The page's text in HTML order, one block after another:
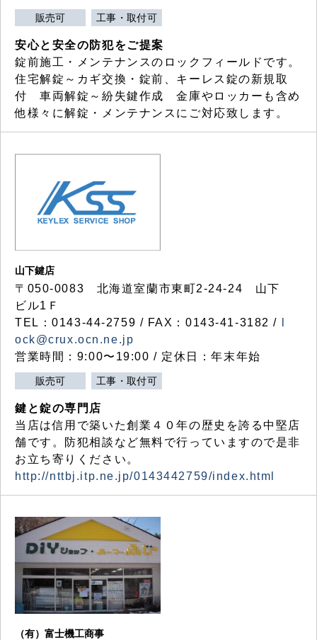
販売可 工事・取付可
安心と安全の防犯をご提案
錠前施工・メンテナンスのロックフィールドです。
住宅解錠～カギ交換・錠前、キーレス錠の新規取
付 車両解錠～紛失鍵作成 金庫やロッカーも含め
他様々に解錠・メンテナンスにご対応致します。
山下鍵店
〒050-0083 北海道室蘭市東町2-24-24 山下
ビル1Ｆ
TEL：0143-44-2759 / FAX：0143-41-3182 /
ock@crux.ocn.ne.jp
営業時間：9:00〜19:00 / 定休日：年末年始
販売可 工事・取付可
鍵と錠の専門店
当店は信用で築いた創業４０年の歴史を誇る中堅店
舗です。防犯相談など無料で行っていますので是非
お立ち寄りください。
http://nttbj.itp.ne.jp/0143442759/index.html
（有）富士機工商事